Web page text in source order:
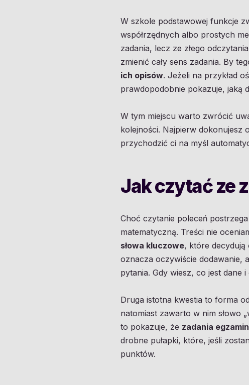
W szkole podstawowej funkcje
współrzędnych albo prostych
zadania, lecz ze złego
zmienić cały sens zadania. By
ich opisów. Jeżeli na przykład
prawdopodobnie pokazuje, jaką
W tym miejscu warto zwrócić
kolejności. Najpierw dokonujesz
przychodzić ci na myśl
Jak czytać ze
Choć czytanie poleceń
matematyczną. Treści nie
słowa kluczowe, które decydują
oznacza oczywiście dodawanie,
pytania. Gdy wiesz, co jest dane
Druga istotna kwestia to forma
natomiast zawarto w nim słowo
to pokazuje, że zadania
drobne pułapki, które, jeśli
punktów.